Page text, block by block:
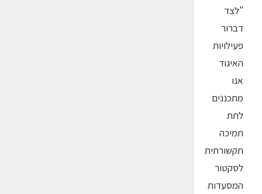
"לצד
דברור
פעילויות
האיגוד
אנו
מתכננים
לתת
תמיכה
תקשורתית
לסקטור
המסעדות